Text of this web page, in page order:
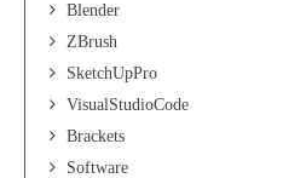
Blender
ZBrush
SketchUpPro
VisualStudioCode
Brackets
Software